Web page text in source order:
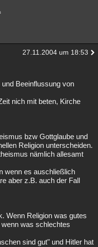
27.11.2004 um 18:53
Beeinflussung von
nich mit beten, Kirche
bzw Gottglaube und
Religion unterscheiden.
nämlich allesamt
wenn es auschließlich
aber z.B. auch der Fall
Wenn Religion was gutes
was schlechtes
sind gut" und Hitler hat